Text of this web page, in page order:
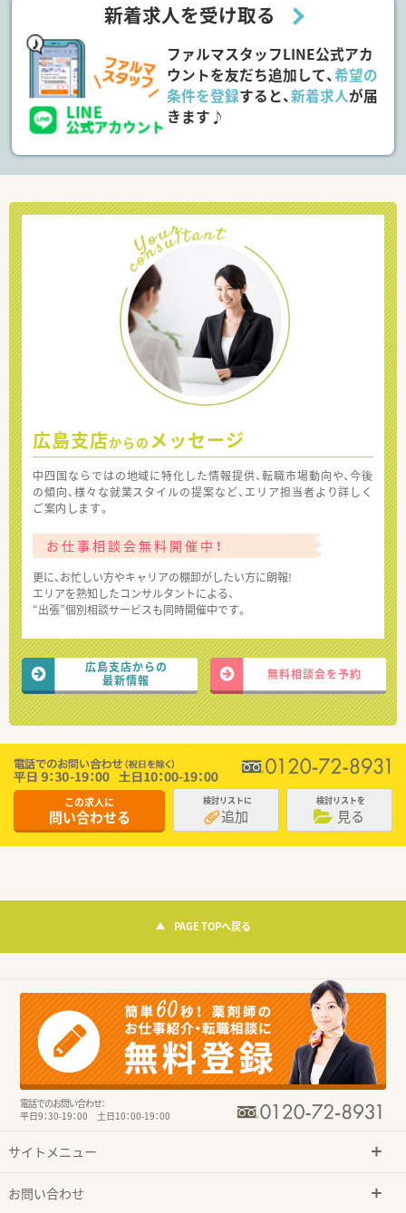
新着求人を受け取る
ファルマスタッフLINE公式アカ
ウントを友だち追加して、希望の
条件を登録すると、新着求人が届
きます♪
広島支店からの メッセージ
中四国ならではの地域に特化した情報提供、転職市場動向や、今後
の傾向、様々な就業スタイルの提案など、エリア担当者より詳しく
ご案内します。
お仕事相談会無料開催中！
更に、お忙しい方やキャリアの棚卸がしたい方に朗報!
エリアを熟知したコンサルタントによる、
“出張”個別相談サービスも同時開催中です。
広島支店からの
最新情報
無料相談会を予約
この求人に
問い合わせる
検討リストに
追加
検討リストを
見る
PAGE TOPへ戻る
電話でのお問い合わせ：
平日9：30-19：00 土日10：00-19：00
サイトメニュー
お問い合わせ